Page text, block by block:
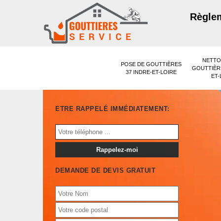
POSE DE GOUTTIÈRES
37 INDRE-ET-LOIRE
ET-
ETRE RAPPELÉ IMMÉDIATEMENT:
DEMANDE DE DEVIS GRATUIT